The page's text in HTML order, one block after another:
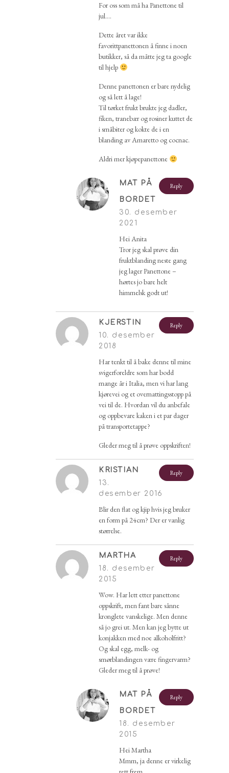
For oss som må ha Panettone til
jul….
Dette året var ikke
favorittpanettonen å finne i noen
butikker, så da måtte jeg ta google
til hjelp
Denne panettonen er bare nydelig
og så lett å lage!
Til tørket frukt brukte jeg dadler,
fiken, tranebær og rosiner kuttet de
i småbiter og kokte de i en
blanding av Amaretto og cocnac.
Aldri mer kjøpepanettone
Reply
MAT PÅ
BORDET
30. desember
2021
Hei Anita
Tror jeg skal prøve din
fruktblanding neste gang
jeg lager Panettone –
hørtes jo bare helt
himmelsk godt ut!
Reply
KJERSTIN
10. desember
2018
Har tenkt til å bake denne til mine
svigerforeldre som har bodd
mange år i Italia, men vi har lang
kjørevei og et overnattingsstopp på
vei til de. Hvordan vil du anbefale
og oppbevare kaken i et par dager
på transportetappe?
Gleder meg til å prøve oppskriften!
Reply
KRISTIAN
13.
desember 2016
Blir den flat og kjip hvis jeg bruker
en form på 24cm? Der er vanlig
størrelse.
Reply
MARTHA
18. desember
2015
Wow. Har lett etter panettone
oppskrift, men fant bare sånne
kronglete vanskelige. Men denne
så jo grei ut. Men kan jeg bytte ut
konjakken med noe alkoholfritt?
Og skal egg, melk- og
smørblandingen være fingervarm?
Gleder meg til å prøve!
Reply
MAT PÅ
BORDET
18. desember
2015
Hei Martha
Mmm, ja denne er virkelig